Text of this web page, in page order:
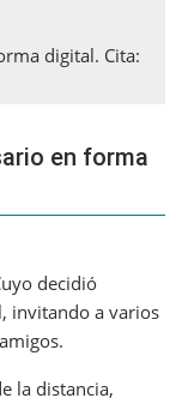
digital. Cita:
en forma
decidió
invitando a varios
la distancia,